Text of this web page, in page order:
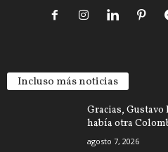
Incluso más noticias
Gracias, Gustavo
había otra
agosto 7, 2026